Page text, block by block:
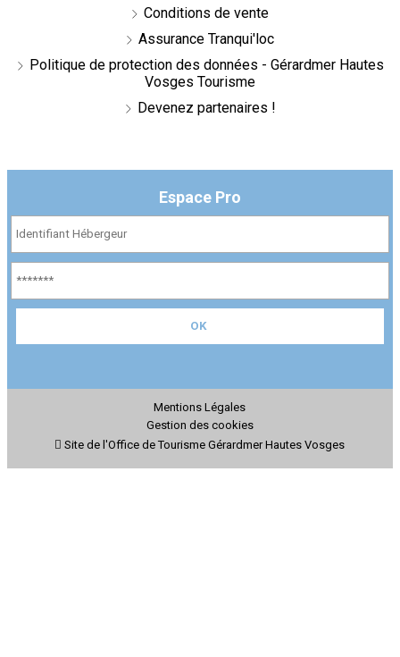
Conditions de vente
Assurance Tranqui'loc
Politique de protection des données - Gérardmer Hautes
Vosges Tourisme
Devenez partenaires !
Espace Pro
Mentions Légales
Gestion des cookies
Site de l'Office de Tourisme Gérardmer Hautes Vosges